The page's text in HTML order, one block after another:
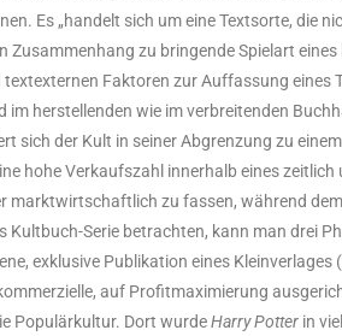
Es „han­delt sich um eine Text­sor­te, die
Zusam­men­hang zu brin­gen­de Spiel­art
Fak­to­ren zur Auf­fas­sung eines
her­stel­len­den wie im ver­brei­ten­den
sich der Kult in sei­ner Abgren­zung zu
hohe Ver­kaufs­zahl inner­halb eines
markt­wirt­schaft­lich zu fas­sen, wäh­rend
Kult­buch-Serie betrach­ten, kann man drei
exklu­si­ve Publi­ka­ti­on eines Klein­ver­la­ges
auf Pro­fit­ma­xi­mie­rung
Popu­lär­kul­tur. Dort wur­deHar­ry Pot­ter in